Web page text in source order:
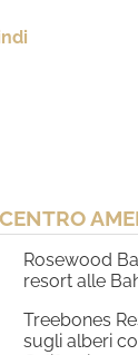
Rosewood
resort alle
Treebones
sugli alberi